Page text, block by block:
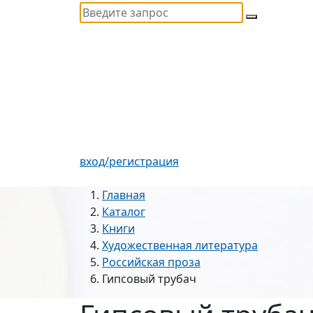
вход/регистрация
Главная
Каталог
Книги
Художественная литература
Российская проза
Гипсовый трубач